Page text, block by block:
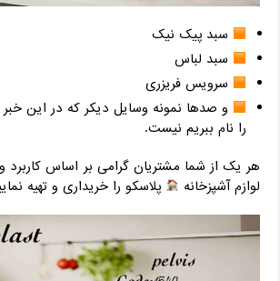
سبد پیک نیک
سبد لباس
سرویس فریزری
و صدها نمونه وسایل دیکر که در این خبر
را نام ببریم نیست.
هر یک از شما مشتریان گرامی بر اساس کاربرد
لوازم آشپزخانه
پلاسکو را خریداری و تهیه